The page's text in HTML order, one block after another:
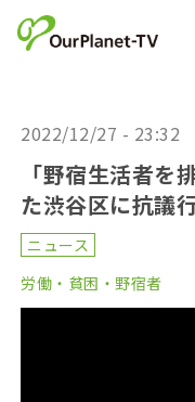
2022/12/27 - 23:32
「野宿生活者を
た渋谷区に抗議
ニュース
労働・貧困・野宿者